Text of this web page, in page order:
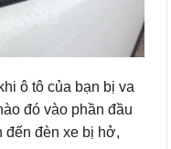
ô tô của bạn bị va
đó vào phần đầu
đến đèn xe bị hở,